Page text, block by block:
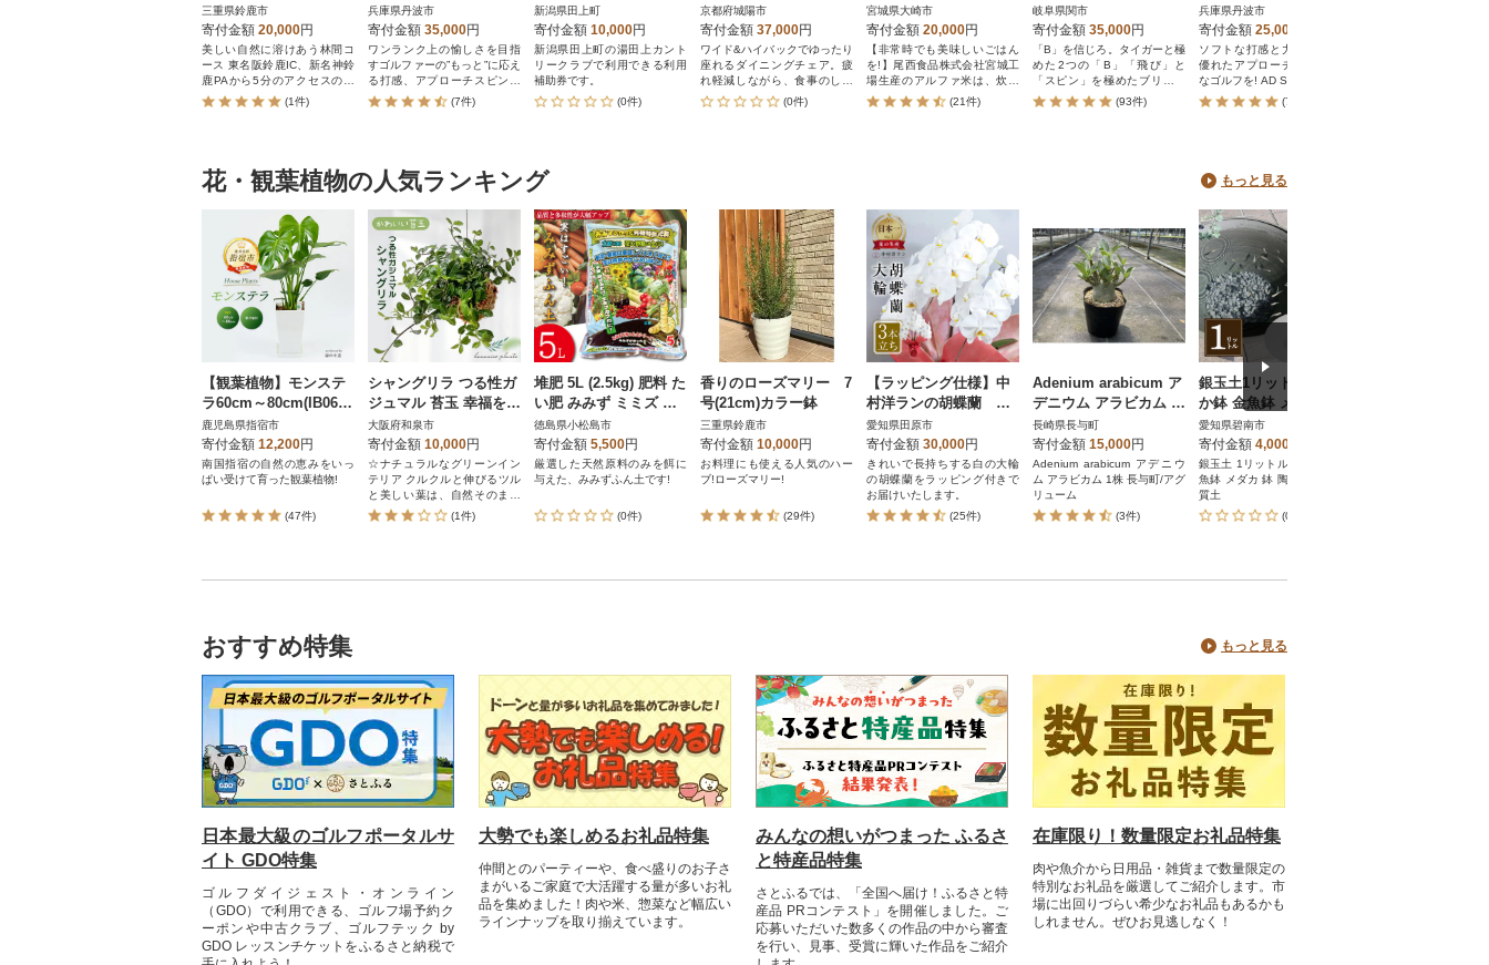
券 2枚
三重県鈴鹿市
寄付金額 20,000円
美しい自然に溶けあう林間コ
ース 東名阪鈴鹿IC、新名神鈴
鹿PAから5分のアクセスの良
さ
(1件)
ヤルグリーン 3ダース
兵庫県丹波市
寄付金額 35,000円
ワンランク上の愉しさを目指
すゴルファーの”もっと”に応え
る打感、アプローチスピン、
飛距離を実現
(7件)
1枚) ゴルフ場利用
券 ゴルフプレー券
新潟県田上町
新潟県田上町
寄付金額 10,000円
新潟県田上町の湯田上カント
リークラブで利用できる利用
補助券です。
(0件)
ンプやアウトドアに大
活躍な椅子!73173126
京都府城陽市
寄付金額 37,000円
ワイド&ハイバックでゆったり
座れるダイニングチェア。疲
れ軽減しながら、食事のしや
すい高さのイス (0件)
ファ米 和風 洋風 防災
備蓄 保存食 ライス
宮城県大崎市
寄付金額 20,000円
【非常時でも美味しいごはん
を!】尾西食品株式会社宮城工
場生産のアルファ米は、炊き
たてご飯のおいしさをのがさ
べられる、保存食品です。
(21件)
モデル】ブリヂストン
岐阜県関市
寄付金額 35,000円
「B」を信じろ。タイガーと極
めた2つの「B」「飛び」と
「スピン」を極めたブリヂス
トンのゴルフボールは、プロ
(93件)
ホワイト 3ダース入り
兵庫県丹波市
寄付金額 25,000
ソフトな打感と力強い飛び、
優れたアプローチ性能で爽快
なゴルフを! AD SPEED
(7件)
花・観葉植物の人気ランキング もっと見る
【観葉植物】モンステ
ラ60cm～80cm(IB067-
006)
鹿児島県指宿市
寄付金額 12,200円
南国指宿の自然の恵みをいっ
ぱい受けて育った観葉植物!
(47件)
シャングリラ つる性ガ
ジュマル 苔玉 幸福を呼
ぶ 観葉植物
大阪府和泉市
寄付金額 10,000円
☆ナチュラルなグリーンイン
テリア クルクルと伸びるツル
と美しい葉は、自然そのまま
のアート
(1件)
堆肥 5L (2.5kg) 肥料 た
い肥 みみず ミミズ み
みず太郎
徳島県小松島市
寄付金額 5,500円
厳選した天然原料のみを餌に
与えた、みみずふん土です!
(0件)
香りのローズマリー 7
号(21cm)カラー鉢
三重県鈴鹿市
寄付金額 10,000円
お料理にも使える人気のハー
ブ!ローズマリー!
(29件)
【ラッピング仕様】中
村洋ランの胡蝶蘭 白
大輪3本
愛知県田原市
寄付金額 30,000円
きれいで長持ちする白の大輪
の胡蝶蘭をラッピング付きで
お届けいたします。
(25件)
Adenium arabicum ア
デニウム アラビカム 1
株 長与町/アグリューム
長崎県長与町
寄付金額 15,000円
Adenium arabicum アデニウ
ム アラビカム 1株 長与町/アグ
リューム
(3件)
銀玉土1リットル めだ
か鉢 金魚鉢 メダカ 鉢
陶器 睡蓮 多孔質土 H
100-084
愛知県碧南市
寄付金額 4,000
銀玉土 1リットル めだか鉢 金
魚鉢 メダカ 鉢 陶器 睡蓮 多孔
質土
(0件)
おすすめ特集 もっと見る
日本最大級のゴルフポータルサ
イト GDO特集
ゴルフダイジェスト・オンライン
（GDO）で利用できる、ゴルフ場予約ク
ーポンや中古クラブ、ゴルフテック by
GDO レッスンチケットをふるさと納税で
大勢でも楽しめるお礼品特集
仲間とのパーティーや、食べ盛りのお子さ
まがいるご家庭で大活躍する量が多いお礼
品を集めました！肉や米、惣菜など幅広い
ラインナップを取り揃えています。
みんなの想いがつまった ふるさ
と特産品特集
さとふるでは、「全国へ届け！ふるさと特
産品 PRコンテスト」を開催しました。ご
応募いただいた数多くの作品の中から審査
を行い、見事、受賞に輝いた作品をご紹介
在庫限り！数量限定お礼品特集
肉や魚介から日用品・雑貨まで数量限定の
特別なお礼品を厳選してご紹介します。市
場に出回りづらい希少なお礼品もあるかも
しれません。ぜひお見逃しなく！​